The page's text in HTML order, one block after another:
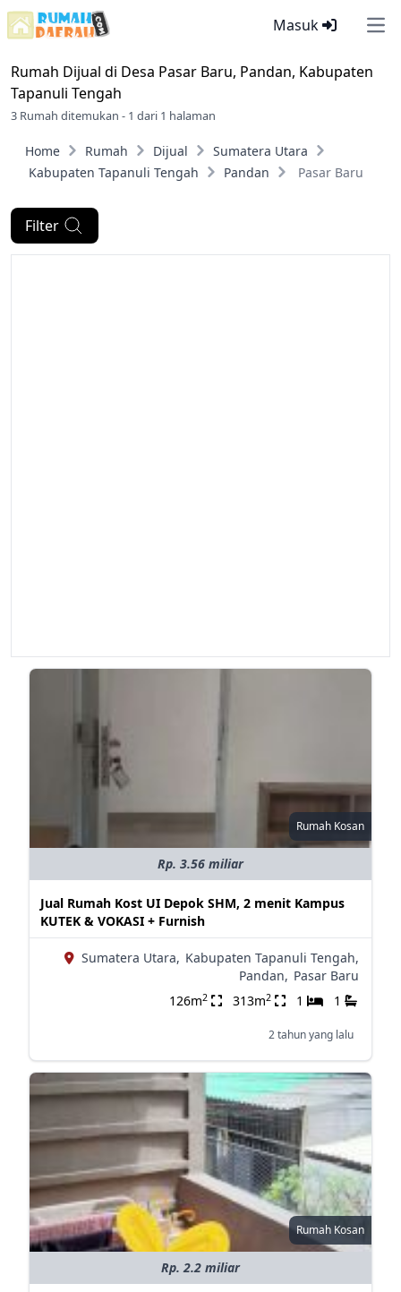
Masuk
Rumah Dijual di Desa Pasar Baru, Pandan, Kabupaten
Tapanuli Tengah
3 Rumah ditemukan - 1 dari 1 halaman
Home Rumah Dijual
Sumatera Utara
Kabupaten Tapanuli Tengah
Pandan Pasar Baru
Filter
Rumah Kosan
Rp. 3.56 miliar
Jual Rumah Kost UI Depok SHM, 2 menit Kampus
KUTEK & VOKASI + Furnish
Sumatera Utara, Kabupaten Tapanuli Tengah,
Pandan, Pasar Baru
126m2 313m2 1 1
2 tahun yang lalu
Rumah Kosan
Rp. 2.2 miliar